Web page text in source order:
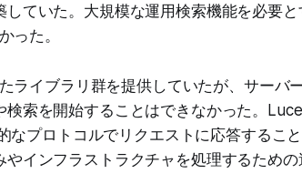
ていた。大規模な運用検索機能を必要
った。
ライブラリ群を提供していたが、サーバ
索を開始することはできなかった。
なプロトコルでリクエストに応答するこ
インフラストラクチャを処理するため